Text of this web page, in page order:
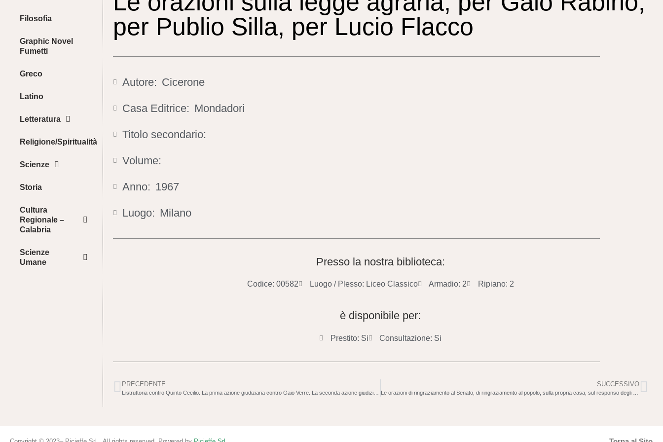
Filosofia
Graphic Novel
Fumetti
Greco
Latino
Letteratura
Religione/Spiritualità
Scienze
Storia
Cultura
Regionale –
Calabria
Scienze
Umane
per Publio Silla, per Lucio Flacco
Autore: Cicerone
Casa Editrice: Mondadori
Titolo secondario:
Volume:
Anno: 1967
Luogo: Milano
Presso la nostra biblioteca:
Codice: 00582 Luogo / Plesso: Liceo Classico Armadio: 2 Ripiano: 2
è disponibile per:
Prestito: Si Consultazione: Si
PRECEDENTE
L’istruttoria contro Quinto Cecilio. La prima azione giudiziaria contro Gaio Verre. La seconda azione giudiziaria contro Gaio Verre I-II
SUCCESSIVO